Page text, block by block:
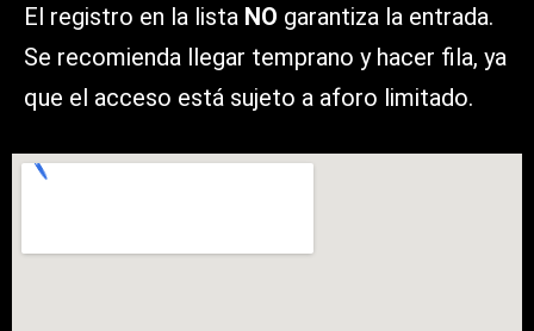
El registro en la lista NO garantiza la entrada.
Se recomienda llegar temprano y hacer fila, ya
que el acceso está sujeto a aforo limitado.